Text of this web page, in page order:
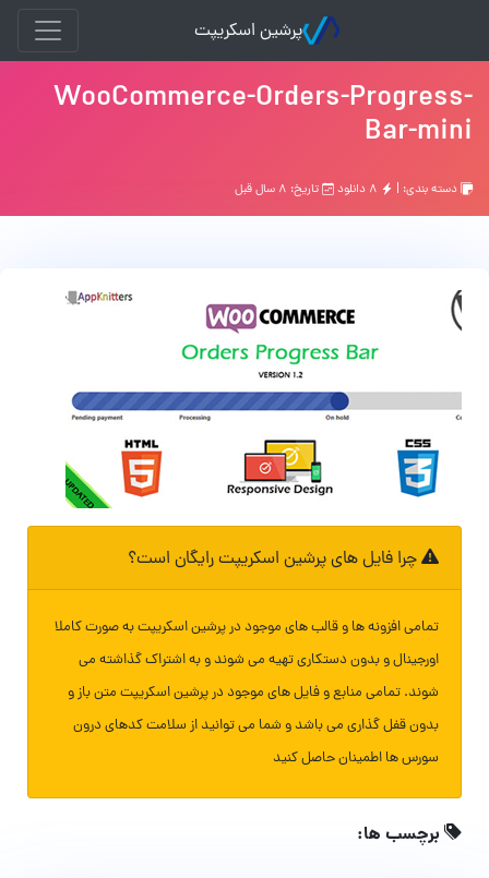
پرشین اسکریپت
WooCommerce-Orders-Progress-
Bar-mini
دسته بندی: | تاریخ: ۸ سال قبل
چرا فایل های پرشین اسکریپت رایگان است؟
تمامی افزونه ها و قالب های موجود در پرشین اسکریپت به صورت کاملا
اورجینال و بدون دستکاری تهیه می شوند و به اشتراک گذاشته می
شوند. تمامی منابع و فایل های موجود در پرشین اسکریپت متن باز و
بدون قفل گذاری می باشد و شما می توانید از سلامت کدهای درون
سورس ها اطمینان حاصل کنید
برچسب ها: